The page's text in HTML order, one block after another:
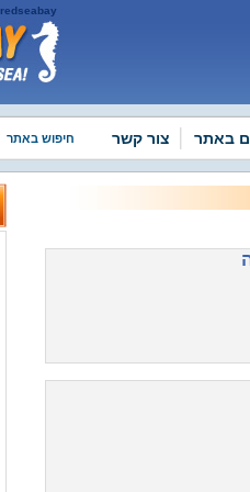
redseabay - חיי לילה
באתר צור קשר חיפוש באתר